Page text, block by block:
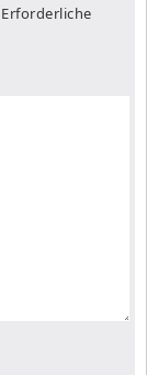
Erforderliche